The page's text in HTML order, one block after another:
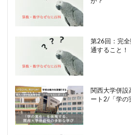
第26回：完
通すること！
関西大学併設
ート2/「学の